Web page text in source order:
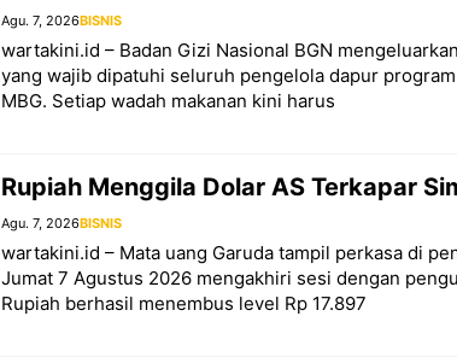
Agu. 7, 2026BISNIS
wartakini.id – Badan Gizi Nasional BGN
yang wajib dipatuhi seluruh pengelola dapur
MBG. Setiap wadah makanan kini harus
Rupiah Menggila Dolar AS Terkapar
Agu. 7, 2026BISNIS
wartakini.id – Mata uang Garuda tampil perkasa di
Jumat 7 Agustus 2026 mengakhiri sesi dengan
Rupiah berhasil menembus level Rp 17.897